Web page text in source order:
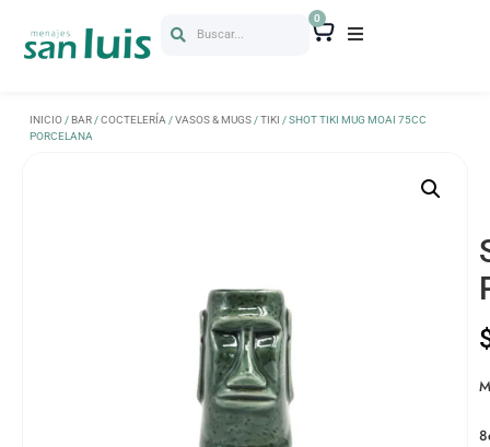
Buscar...
0
INICIO /BAR /COCTELERÍA /VASOS & MUGS /TIKI / SHOT TIKI MUG MOAI 75CC
PORCELANA